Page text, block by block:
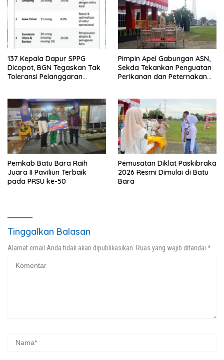
137 Kepala Dapur SPPG
Dicopot, BGN Tegaskan Tak
Toleransi Pelanggaran
Pimpin Apel Gabungan ASN,
Sekda Tekankan Penguatan
Perikanan dan Peternakan
Pemkab Batu Bara Raih
Juara II Paviliun Terbaik
pada PRSU ke-50
Pemusatan Diklat Paskibraka
2026 Resmi Dimulai di Batu
Bara
Tinggalkan Balasan
Alamat email Anda tidak akan dipublikasikan. Ruas yang wajib ditandai *